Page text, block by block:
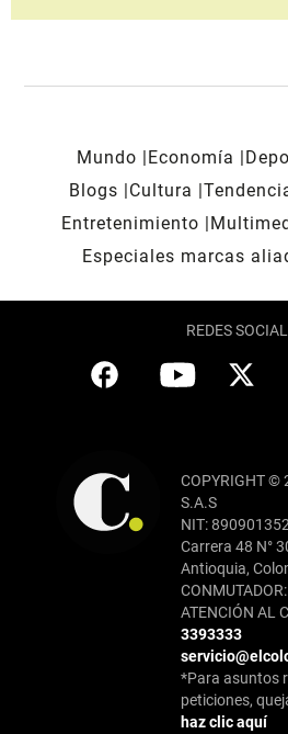
Mundo Economía
Blogs
Cultura
Entretenimiento
Especiales marcas
REDES
COPYRIGHT ©
S.A.S
NIT:
Carrera 48 N°
Antioquia,
ATENCIÓN AL
3393333
*Para asuntos
peticiones,
haz clic aquí